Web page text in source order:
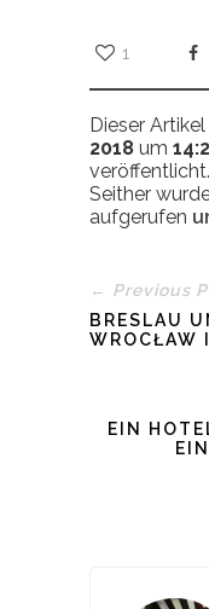
1
Dieser
2018 um
veröffentlicht.
Seither
aufgerufen
← Previous
BRESLAU
WROCŁAW
EIN